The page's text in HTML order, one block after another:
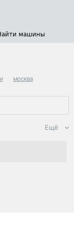
машины
москва
Ещё